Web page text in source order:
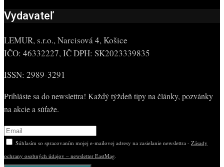
Vydavateľ
LEMUR, s.r.o., Narcisová 4, Košice
IČO: 46332227, IČ DPH: SK2023339835
ISSN: 2989-3291
Prihláste sa do newslettra! Každý týždeň tipy na články, pozvánky
na akcie a súťaže.
Súhlasím so spracovaním mojej e-mailovej adresy na zasielanie newslettra - Zásady
ochrany osobných údajov – newsletter EastMag.